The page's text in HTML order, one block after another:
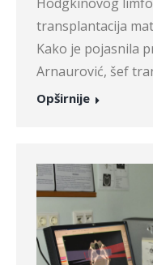
transplantacija
Kako je pojasnila
Arnaurović, šef
Opširnije